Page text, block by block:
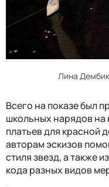
Лина
Всего на показе был
школьных нарядов на
платьев для красной
авторам эскизов
стиля звезд, а также
кода разных видов